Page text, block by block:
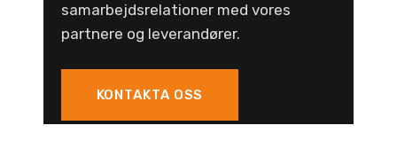
samarbejdsrelationer med vores
partnere og leverandører.
KONTAKTA OSS